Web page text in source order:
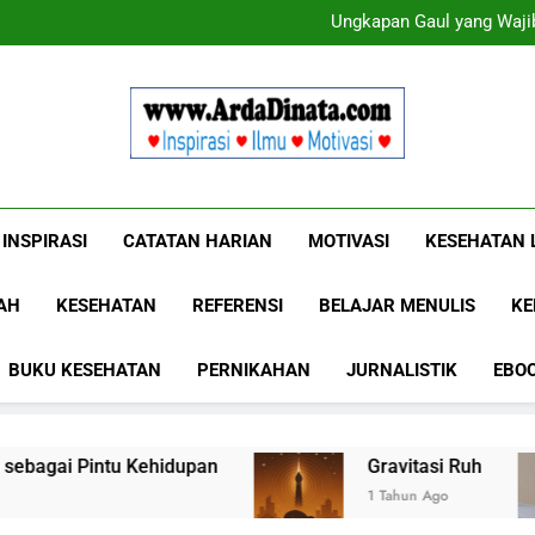
Ungkapan Gaul yang
Ungkapan Gaul yang
INSPIRASI CATATAN HARIAN MOTIVASI KESEHATAN
KESEHATAN REFERENSI BELAJAR MENULIS
BUKU KESEHATAN PERNIKAHAN JURNALISTIK
Gravitasi Ruh
1 Tahun Ago 1